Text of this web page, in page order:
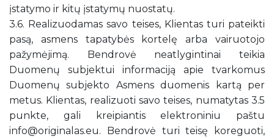
įstatymo ir kitų įstatymų nuostatų.
3.6. Realizuodamas savo teises, Klientas turi pateikti
pasą, asmens tapatybės kortelę arba vairuotojo
pažymėjimą. Bendrovė neatlygintinai teikia
Duomenų subjektui informaciją apie tvarkomus
Duomenų subjekto Asmens duomenis kartą per
metus. Klientas, realizuoti savo teises, numatytas 3.5
punkte, gali kreipiantis elektroniniu paštu
info@originalas.eu. Bendrovė turi teisę koreguoti,